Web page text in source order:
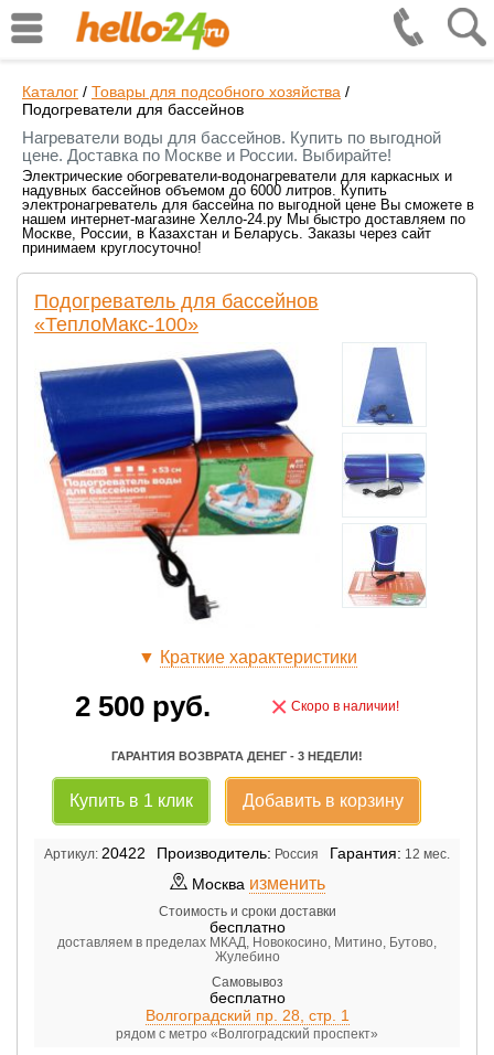
Каталог / Товары для подсобного хозяйства /
Подогреватели для бассейнов
Нагреватели воды для бассейнов. Купить по выгодной
цене. Доставка по Москве и России. Выбирайте!
Электрические обогреватели-водонагреватели для каркасных и
надувных бассейнов объемом до 6000 литров. Купить
электронагреватель для бассейна по выгодной цене Вы сможете в
нашем интернет-магазине Хелло-24.ру Мы быстро доставляем по
Москве, России, в Казахстан и Беларусь. Заказы через сайт
принимаем круглосуточно!
Подогреватель для бассейнов
«ТеплоМакс-100»
▼ Краткие характеристики
2 500 руб. × Скоро в наличии!
ГАРАНТИЯ ВОЗВРАТА ДЕНЕГ - 3 НЕДЕЛИ!
Купить в 1 клик Добавить в корзину
Артикул: 20422 Производитель: Россия Гарантия: 12 мес.
Москва изменить
Стоимость и сроки доставки
бесплатно
доставляем в пределах МКАД, Новокосино, Митино, Бутово,
Жулебино
Самовывоз
бесплатно
Волгоградский пр. 28, стр. 1
рядом с метро «Волгоградский проспект»